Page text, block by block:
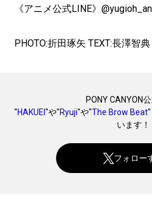
《アニメ公式LINE》
PHOTO:折田琢矢 TEXT:長澤智典
PONY CANYON
"HAKUEI "や"Ryuji"や"The Brow Beat
います！
フォロー